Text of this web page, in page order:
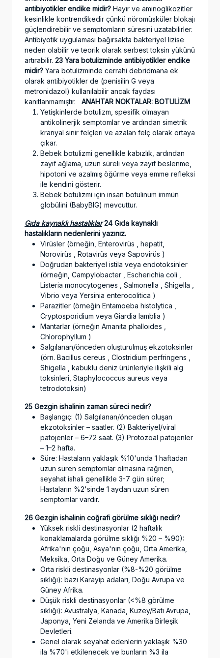
antibiyotikler endike midir? Hayır ve aminoglikozitler
kesinlikle kontrendikedir çünkü nöromüsküler blokajı
güçlendirebilir ve semptomların süresini uzatabilirler.
Antibiyotik uygulaması bağırsakta bakteriyel lizise
neden olabilir ve teorik olarak serbest toksin yükünü
artırabilir. 23 Yara botulizminde antibiyotikler endike
midir? Yara botulizminde cerrahi debridmana ek
olarak antibiyotikler de (penisilin G veya
metronidazol) kullanılabilir ancak faydası
kanıtlanmamıştır. ANAHTAR NOKTALAR: BOTULİZM
Yetişkinlerde botulizm, spesifik olmayan
antikolinerjik semptomlar ve ardından simetrik
kranyal sinir felçleri ve azalan felç olarak ortaya
çıkar.
Bebek botulizmi genellikle kabızlık, ardından
zayıf ağlama, uzun süreli veya zayıf beslenme,
hipotoni ve azalmış öğürme veya emme refleksi
ile kendini gösterir.
Bebek botulizmi için insan botulinum immün
globülini (BabyBIG) mevcuttur.
Gıda kaynaklı hastalıklar 24 Gıda kaynaklı
hastalıkların nedenlerini yazınız.
Virüsler (örneğin, Enterovirüs , hepatit,
Norovirüs , Rotavirüs veya Sapovirüs )
Doğrudan bakteriyel istila veya endotoksinler
(örneğin, Campylobacter , Escherichia coli ,
Listeria monocytogenes , Salmonella , Shigella ,
Vibrio veya Yersinia enterocolitica )
Parazitler (örneğin Entamoeba histolytica ,
Cryptosporidium veya Giardia lamblia )
Mantarlar (örneğin Amanita phalloides ,
Chlorophyllum )
Salgılanan/önceden oluşturulmuş ekzotoksinler
(örn. Bacillus cereus , Clostridium perfringens ,
Shigella , kabuklu deniz ürünleriyle ilişkili alg
toksinleri, Staphylococcus aureus veya
tetrodotoksin)
25 Gezgin ishalinin zaman süreci nedir?
Başlangıç: (1) Salgılanan/önceden oluşan
ekzotoksinler – saatler. (2) Bakteriyel/viral
patojenler – 6–72 saat. (3) Protozoal patojenler
– 1–2 hafta.
Süre: Hastaların yaklaşık %10'unda 1 haftadan
uzun süren semptomlar olmasına rağmen,
seyahat ishali genellikle 3-7 gün sürer;
Hastaların %2'sinde 1 aydan uzun süren
semptomlar vardır.
26 Gezgin ishalinin coğrafi görülme sıklığı nedir?
Yüksek riskli destinasyonlar (2 haftalık
konaklamalarda görülme sıklığı %20 – %90):
Afrika'nın çoğu, Asya'nın çoğu, Orta Amerika,
Meksika, Orta Doğu ve Güney Amerika.
Orta riskli destinasyonlar (%8-%20 görülme
sıklığı): bazı Karayip adaları, Doğu Avrupa ve
Güney Afrika.
Düşük riskli destinasyonlar (<%8 görülme
sıklığı): Avustralya, Kanada, Kuzey/Batı Avrupa,
Japonya, Yeni Zelanda ve Amerika Birleşik
Devletleri.
Genel olarak seyahat edenlerin yaklaşık %30
ila %70'i etkilenecek ve bunların %3 ila